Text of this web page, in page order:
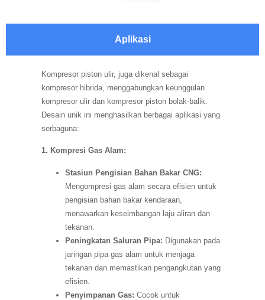
Aplikasi
Kompresor piston ulir, juga dikenal sebagai
kompresor hibrida, menggabungkan keunggulan
kompresor ulir dan kompresor piston bolak-balik.
Desain unik ini menghasilkan berbagai aplikasi yang
serbaguna:
1. Kompresi Gas Alam:
Stasiun Pengisian Bahan Bakar CNG:
Mengompresi gas alam secara efisien untuk
pengisian bahan bakar kendaraan,
menawarkan keseimbangan laju aliran dan
tekanan.
Peningkatan Saluran Pipa: Digunakan pada
jaringan pipa gas alam untuk menjaga
tekanan dan memastikan pengangkutan yang
efisien.
Penyimpanan Gas: Cocok untuk